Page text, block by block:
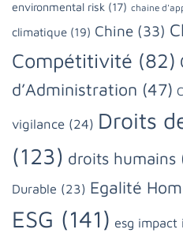
environmental risk (17) chaine
climatique (19) Chine (33)
Compétitivité (82)
d’Administration (47)
vigilance (24) Droits
(123) droits humains
Durable (23) Egalité
ESG (141) esg impact